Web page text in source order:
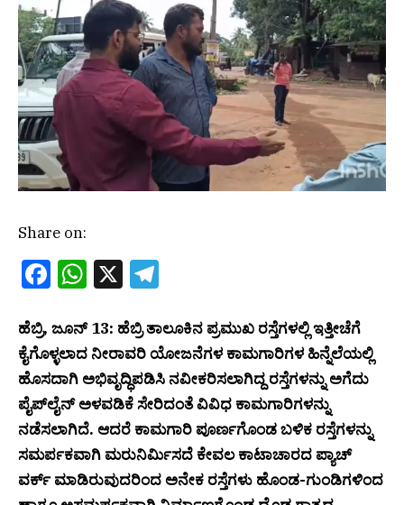
Share on:
Facebook
WhatsApp
X
ಹೆಬ್ರಿ, ಜೂನ್ 13: ಹೆಬ್ರಿ ತಾಲೂಕಿನ ಪ್ರಮುಖ ರಸ್ತೆಗಳಲ್ಲಿ ಇತ್ತೀಚೆಗೆ
ಕೈಗೊಳ್ಳಲಾದ ನೀರಾವರಿ ಯೋಜನೆಗಳ ಕಾಮಗಾರಿಗಳ ಹಿನ್ನೆಲೆಯಲ್ಲಿ
ಹೊಸದಾಗಿ ಅಭಿವೃದ್ಧಿಪಡಿಸಿ ನವೀಕರಿಸಲಾಗಿದ್ದ ರಸ್ತೆಗಳನ್ನು ಅಗೆದು
ಪೈಪ್‌ಲೈನ್ ಅಳವಡಿಕೆ ಸೇರಿದಂತೆ ವಿವಿಧ ಕಾಮಗಾರಿಗಳನ್ನು
ನಡೆಸಲಾಗಿದೆ. ಆದರೆ ಕಾಮಗಾರಿ ಪೂರ್ಣಗೊಂಡ ಬಳಿಕ ರಸ್ತೆಗಳನ್ನು
ಸಮರ್ಪಕವಾಗಿ ಮರುನಿರ್ಮಿಸದೆ ಕೇವಲ ಕಾಟಾಚಾರದ ಪ್ಯಾಚ್
ವರ್ಕ್ ಮಾಡಿರುವುದರಿಂದ ಅನೇಕ ರಸ್ತೆಗಳು ಹೊಂಡ-ಗುಂಡಿಗಳಿಂದ